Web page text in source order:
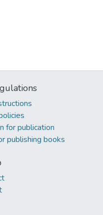
for publication
publishing books